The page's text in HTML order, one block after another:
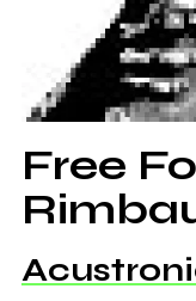
Free